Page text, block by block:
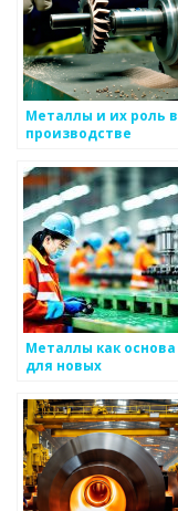
Металлы и их роль в
производстве
технологий
Металлы как основа
для новых